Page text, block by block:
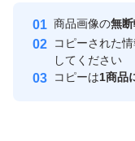
安心取引出品者
取引実績
商品画像の無
コピーされた
してください
コピーは1商品